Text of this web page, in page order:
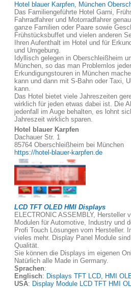
Hotel blauer Karpfen, München
Das Familiengeführte Hotel Garni,
Fahrradfahrer und Motorradfahrer
ganze Familien oder Paare sowie
Frühstücksbuffet und vielen anderen
Ihren Aufenthalt im Hotel und für
und Umgebung.
Idyllisch gelegen in Oberschleißheim
München, so das man Problemlos
Erkundigungstouren in München
kann und dann mit S-Bahn oder Taxi,
kann.
Das Hotel bietet viele Jahreszeiten
wirklich für jeden etwas dabei ist. Die
jedenfall im Auge behalten, es lohnt
Jahreszeit wirklich sparen.
Hotel blauer Karpfen
Dachauer Str. 1
85764 Oberschleißheim bei München
https://hotel-blauer-karpfen.de
LCD TFT OLED HMI Displays
ELECTRONIC ASSEMBLY, Hersteller
Modulen für Automotive, Industry und
Profi Touch Lösungen vom Hersteller.
vieles mehr. Display Panel Module
Qualität.
Sie können die Displays im eigenen
Natürlich alle Made in Germany.
Sprachen:
Englisch: Displays TFT LCD, HMI
USA: Display Module LCD TFT HMI